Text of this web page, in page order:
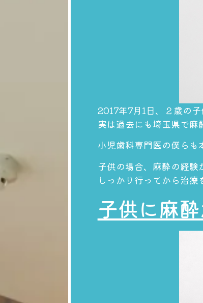
2017年7月1日、２歳の
実は過去にも埼玉県で麻
小児歯科専門医の僕らも
子供の場合、麻酔の経
しっかり行ってから治療
子供に麻